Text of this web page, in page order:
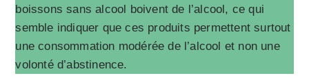
boissons sans alcool boivent de l’alcool, ce qui
semble indiquer que ces produits permettent surtout
une consommation modérée de l’alcool et non une
volonté d’abstinence.